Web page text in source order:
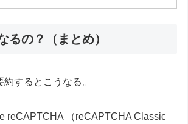
るの？（まとめ）
するとこうなる。
reCAPTCHA （reCAPTCHA Classic